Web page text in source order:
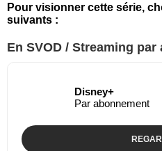
Pour visionner cette série,
suivants :
En SVOD / Streaming par
Disney+
Par abonnement